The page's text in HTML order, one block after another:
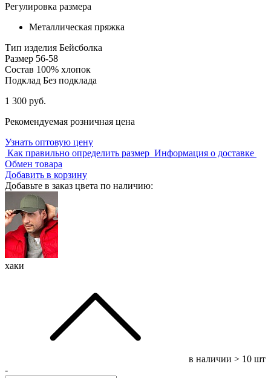
Регулировка размера
Металлическая пряжка
Тип изделия Бейсболка
Размер 56-58
Состав 100% хлопок
Подклад Без подклада
1 300 руб.
Рекомендуемая розничная цена
Узнать оптовую цену
Как правильно определить размер Информация о доставке
Обмен товара
Добавить в корзину
Добавьте в заказ цвета по наличию:
хаки
в наличии > 10 шт
-